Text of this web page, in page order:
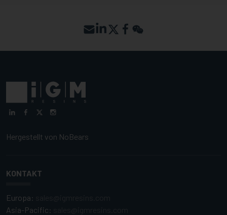
Hergestellt von NoBears
KONTAKT
Europa:
Asia-Pacific: